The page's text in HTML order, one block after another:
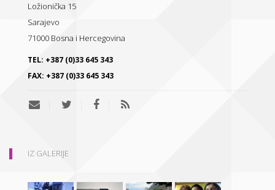
Ložionička 15
Sarajevo
71000 Bosna i Hercegovina
TEL: +387 (0)33 645 343
FAX: +387 (0)33 645 343
IZ GALERIJE